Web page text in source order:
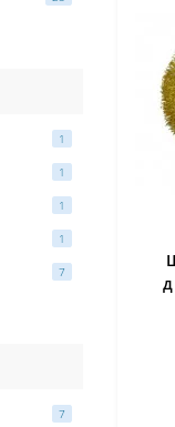
1
1
1
1
7
7